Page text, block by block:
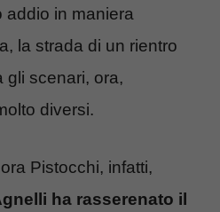
addio in maniera
la strada di un rientro
gli scenari, ora,
diversi.
Pistocchi, infatti,
ha rasserenato il